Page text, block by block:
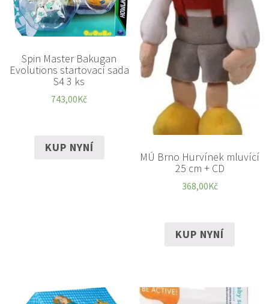
Spin Master Bakugan
Evolutions startovací sada
S4 3 ks
743,00Kč
KUP NYNÍ
MÚ Brno Hurvínek mluvící
25 cm + CD
368,00Kč
KUP NYNÍ